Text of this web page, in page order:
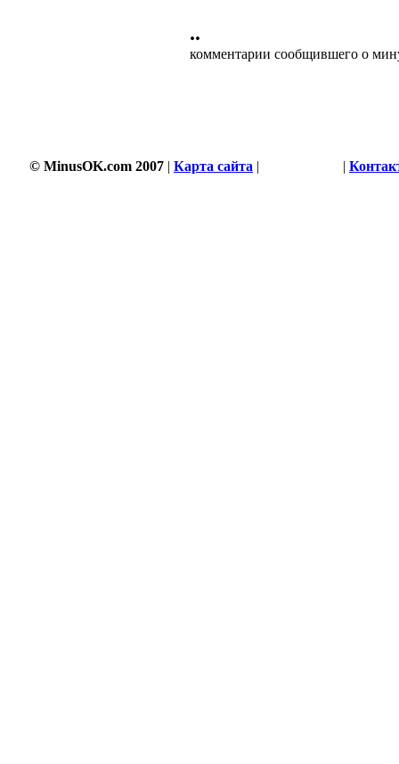
••
комментарии сообщившего о
© MinusOK.com 2007 | Карта сайта | |